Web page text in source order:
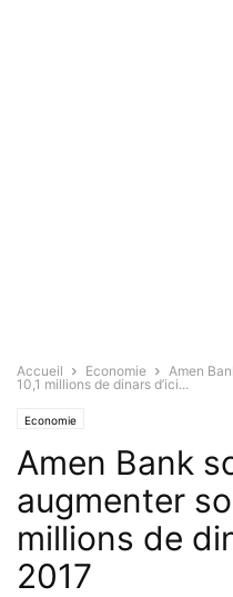
Accueil Economie
Amen
10,1 millions de dinars d’ici...
Economie
Amen Bank
augmenter
millions de
2017